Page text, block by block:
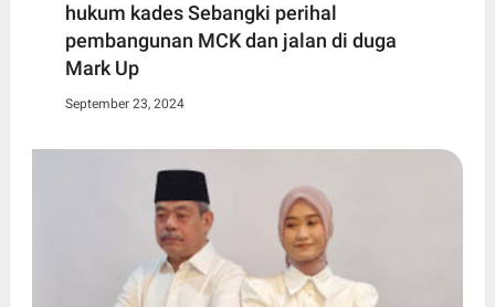
hukum kades Sebangki perihal
pembangunan MCK dan jalan di duga
Mark Up
September 23, 2024